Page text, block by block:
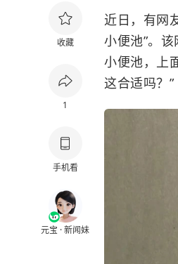
收藏
1
手机看
元宝 · 新闻妹
近日，有网
小便池”。
小便池，上
这合适吗？”